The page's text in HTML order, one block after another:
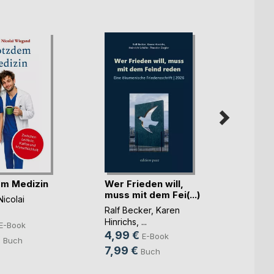
Medizin
Book
Buch
Wer Frieden will,
muss mit dem Fei(...)
Ralf Becker, Karen
Hinrichs , ...
4,99 € E-Book
7,99 € Buch